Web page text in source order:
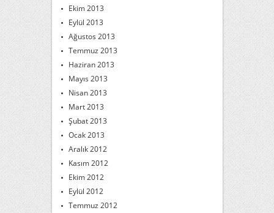
Ekim 2013
Eylül 2013
Ağustos 2013
Temmuz 2013
Haziran 2013
Mayıs 2013
Nisan 2013
Mart 2013
Şubat 2013
Ocak 2013
Aralık 2012
Kasım 2012
Ekim 2012
Eylül 2012
Temmuz 2012